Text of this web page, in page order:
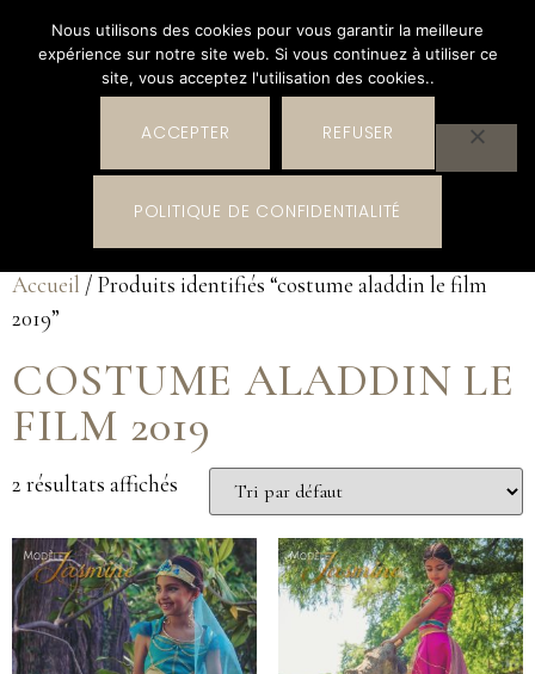
0,00€ 0
Accueil / Produits identifiés “costume aladdin le film
2019”
COSTUME ALADDIN LE
FILM 2019
2 résultats affichés
Nous utilisons des cookies pour vous garantir la meilleure
expérience sur notre site web. Si vous continuez à utiliser ce
site, vous acceptez l'utilisation des cookies..
ACCEPTER REFUSER
POLITIQUE DE CONFIDENTIALITÉ